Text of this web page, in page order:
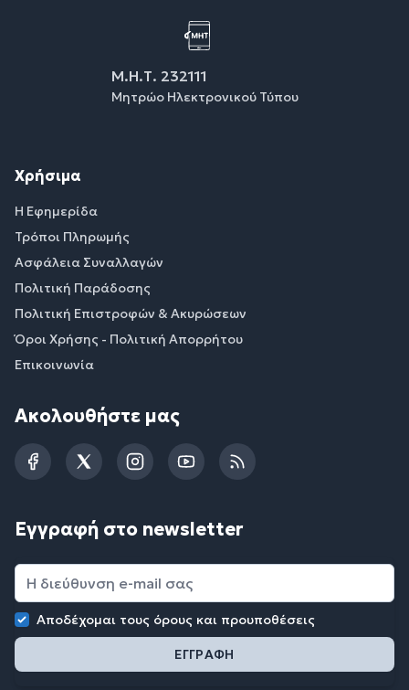
Μ.Η.Τ. 232111
Μητρώο Ηλεκτρονικού Τύπου
Χρήσιμα
Η Εφημερίδα
Τρόποι Πληρωμής
Ασφάλεια Συναλλαγών
Πολιτική Παράδοσης
Πολιτική Επιστροφών & Ακυρώσεων
Όροι Χρήσης - Πολιτική Απορρήτου
Επικοινωνία
Ακολουθήστε μας
FacebookTwitterInstagramYouTubeRSS
Εγγραφή στο newsletter
Αποδέχομαι τους όρους και προυποθέσεις